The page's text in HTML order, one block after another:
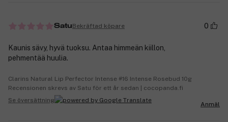
SatuBekräftad köpare 0
Kaunis sävy, hyvä tuoksu. Antaa himmeän kiillon,
pehmentää huulia.
Clarins Natural Lip Perfector Intense #16 Intense Rosebud 10g
Recensionen skrevs av Satu för ett år sedan | cocopanda.fi
Se översättning
Anmäl